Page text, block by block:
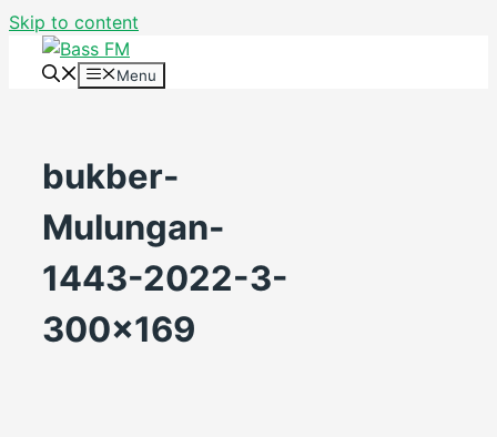
Skip to content
Menu
bukber-
Mulungan-
1443-2022-3-
300×169